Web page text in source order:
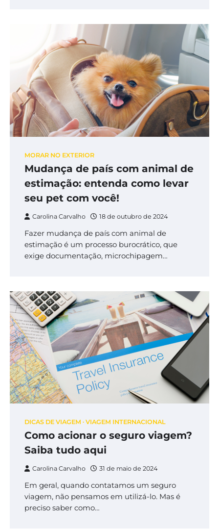
MORAR NO EXTERIOR
Mudança de país com animal de
estimação: entenda como levar
seu pet com você!
Carolina Carvalho 18 de outubro de 2024
Fazer mudança de país com animal de
estimação é um processo burocrático, que
exige documentação, microchipagem…
DICAS DE VIAGEM VIAGEM INTERNACIONAL
Como acionar o seguro viagem?
Saiba tudo aqui
Carolina Carvalho 31 de maio de 2024
Em geral, quando contatamos um seguro
viagem, não pensamos em utilizá-lo. Mas é
preciso saber como…